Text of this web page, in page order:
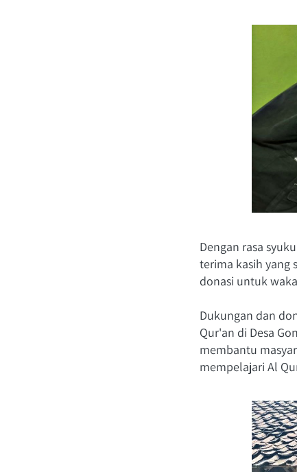
Dengan rasa
terima kasih yang
donasi untuk
Dukungan dan
Qur'an di Desa
membantu
mempelajari Al